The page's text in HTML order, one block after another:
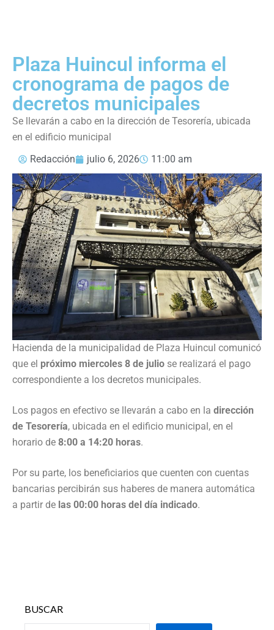
Plaza Huincul informa el
cronograma de pagos de
decretos municipales
Se llevarán a cabo en la dirección de Tesorería, ubicada
en el edificio municipal
Redacción
julio 6, 2026 11:00 am
Hacienda de la municipalidad de Plaza Huincul comunicó
que el próximo miercoles 8 de julio se realizará el pago
correspondiente a los decretos municipales.
Los pagos en efectivo se llevarán a cabo en la dirección
de Tesorería, ubicada en el edificio municipal, en el
horario de 8:00 a 14:20 horas.
Por su parte, los beneficiarios que cuenten con cuentas
bancarias percibirán sus haberes de manera automática
a partir de las 00:00 horas del día indicado.
BUSCAR